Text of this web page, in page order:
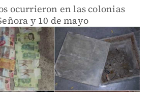
ocurrieron en las colonias
y 10 de mayo